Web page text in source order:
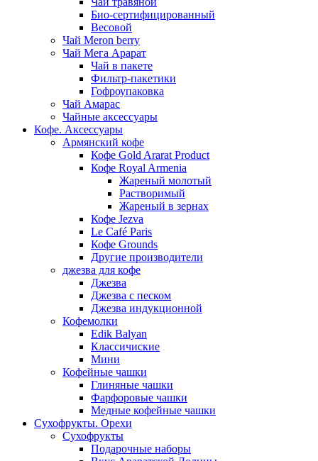
Био-сертифицированный
Весовой
Чай Meron berry
Чай Мега Арарат
Чай в пакете
Фильтр-пакетики
Гофроупаковка
Чай Амарас
Чайные аксессуары
Кофе. Аксессуары
Армянский кофе
Кофе Gold Ararat Product
Кофе Royal Armenia
Жареный молотый
Растворимый
Жареный в зернах
Кофе Jezva
Le Café Paris
Кофе Grounds
Другие производители
джезва для кофе
Джезва
Джезва с песком
Джезва индукционной
Кофемолки
Edik Balyan
Классичиские
Мини
Кофейные чашки
Глиняные чашки
Фарфоровые чашки
Медные кофейные чашки
Сухофрукты. Орехи
Сухофрукты
Подарочные наборы